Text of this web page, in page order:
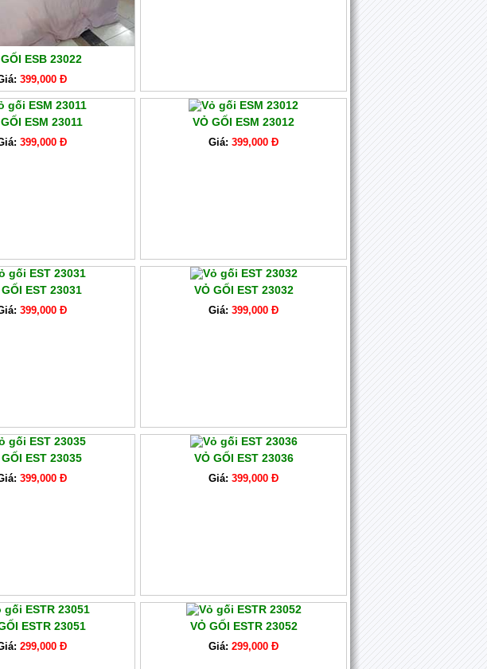
ESB 23022
399,000 Đ
ESM 23011
399,000 Đ
VỎ GỐI ESM 23012
Giá: 399,000 Đ
EST 23031
399,000 Đ
VỎ GỐI EST 23032
Giá: 399,000 Đ
EST 23035
399,000 Đ
VỎ GỐI EST 23036
Giá: 399,000 Đ
ESTR 23051
299,000 Đ
VỎ GỐI ESTR 23052
Giá: 299,000 Đ